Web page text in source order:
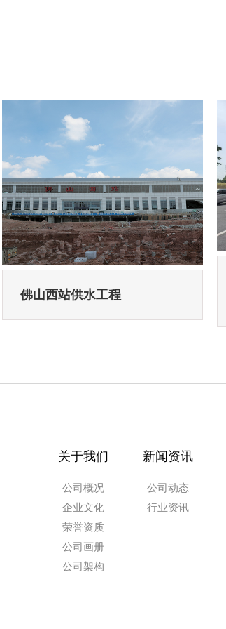
佛山西站供水工程
关于我们
公司概况
企业文化
荣誉资质
公司画册
公司架构
新闻资讯
公司动态
行业资讯